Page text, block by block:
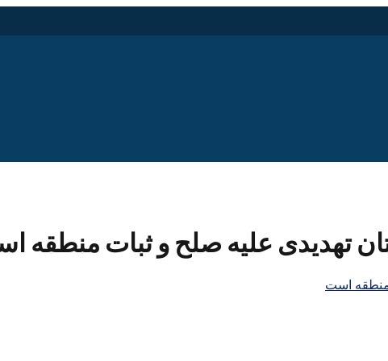
تهدیدی علیه صلح و ثبات منطقه